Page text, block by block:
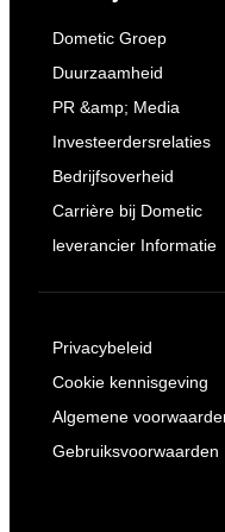
Dometic Groep
Duurzaamheid
PR &amp; Media
Investeerdersrelaties
Bedrijfsoverheid
Carrière bij Dometic
leverancier Informatie
Privacybeleid
Cookie kennisgeving
Algemene
Gebruiksvoorwaarden